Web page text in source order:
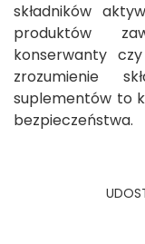
składników
produktów
konserwanty
zrozumienie
suplementów to
bezpieczeństwa.